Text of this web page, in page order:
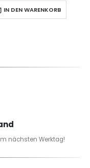
IN DEN WARENKORB
nächsten Werktag!